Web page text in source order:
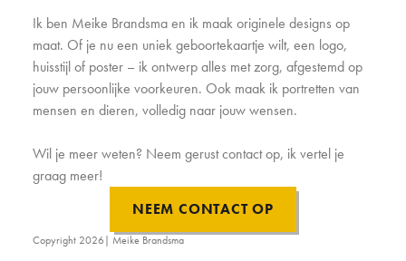
Ik ben Meike Brandsma en ik maak originele designs op
maat. Of je nu een uniek geboortekaartje wilt, een logo,
huisstijl of poster – ik ontwerp alles met zorg, afgestemd op
jouw persoonlijke voorkeuren. Ook maak ik portretten van
mensen en dieren, volledig naar jouw wensen.
Wil je meer weten? Neem gerust contact op, ik vertel je
graag meer!
NEEM CONTACT OP
Copyright 2026| Meike Brandsma